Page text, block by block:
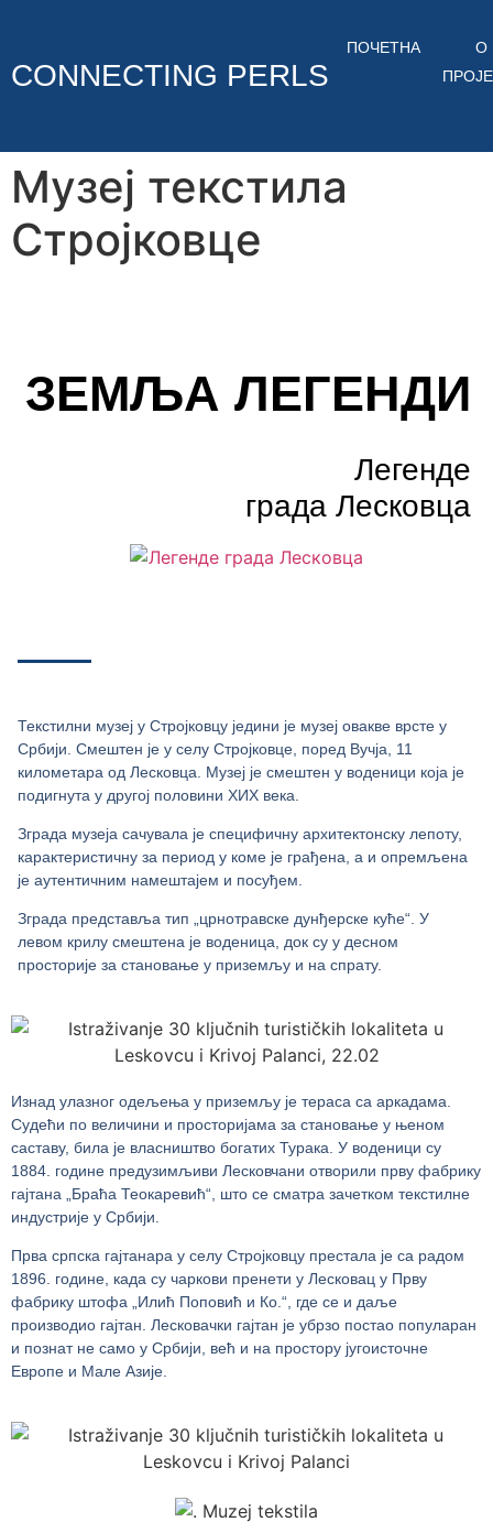
CONNECTING PERLS
ПОЧЕТНА
О
Музеј текстила
Стројковце
ЗЕМЉА ЛЕГЕНДИ
Легенде
града Лесковца
Текстилни музеј у Стројковцу једини је музеј овакве врсте у
Србији. Смештен је у селу Стројковце, поред Вучја, 11
километара од Лесковца. Музеј је смештен у воденици која је
подигнута у другој половини XИX века.
Зграда музеја сачувала је специфичну архитектонску лепоту,
карактеристичну за период у коме је грађена, а и опремљена
је аутентичним намештајем и посуђем.
Зграда представља тип „црнотравске дунђерске куће“. У
левом крилу смештена је воденица, док су у десном
просторије за становање у приземљу и на спрату.
Изнад улазног одељења у приземљу је тераса са аркадама.
Судећи по величини и просторијама за становање у њеном
саставу, била је власништво богатих Турака. У воденици су
1884. године предузимљиви Лесковчани отворили прву фабрику
гајтана „Браћа Теокаревић“, што се сматра зачетком текстилне
индустрије у Србији.
Прва српска гајтанара у селу Стројковцу престала је са радом
1896. године, када су чаркови пренети у Лесковац у Прву
фабрику штофа „Илић Поповић и Ко.“, где се и даље
производио гајтан. Лесковачки гајтан је убрзо постао популаран
и познат не само у Србији, већ и на простору југоисточне
Европе и Мале Азије.